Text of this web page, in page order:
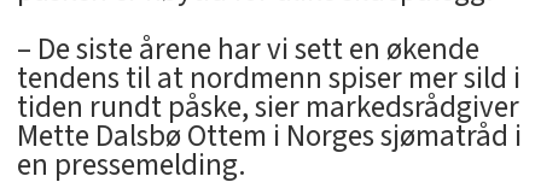
– De siste årene har vi sett en økende
tendens til at nordmenn spiser mer sild i
tiden rundt påske, sier markedsrådgiver
Mette Dalsbø Ottem i Norges sjømatråd i
en pressemelding.